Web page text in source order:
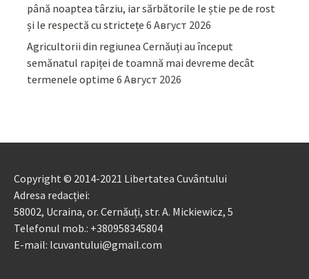
până noaptea târziu, iar sărbătorile le știe pe de rost
și le respectă cu strictețe 6 Август 2026
Agricultorii din regiunea Cernăuți au început
semănatul rapiței de toamnă mai devreme decât
termenele optime 6 Август 2026
Copyright © 2014-2021 Libertatea Cuvântului
Adresa redacției:
58002, Ucraina, or. Cernăuți, str. A. Mickiewicz, 5
Telefonul mob.: +380958345804
E-mail: lcuvantului@gmail.com